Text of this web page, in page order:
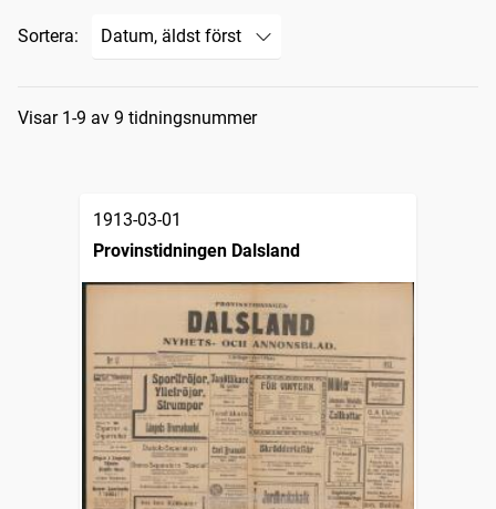
Sortera:
Sökresultat
Visar 1-9 av 9 tidningsnummer
1913-03-01
Provinstidningen Dalsland